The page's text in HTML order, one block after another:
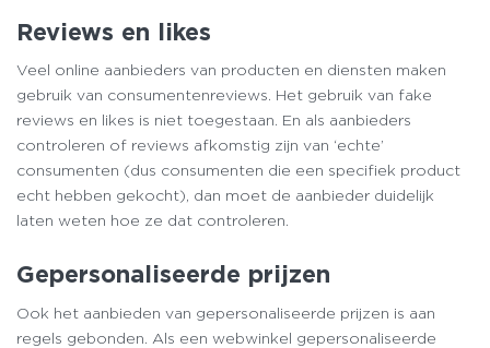
Reviews en likes
Veel online aanbieders van producten en diensten maken
gebruik van consumentenreviews. Het gebruik van fake
reviews en likes is niet toegestaan. En als aanbieders
controleren of reviews afkomstig zijn van ‘echte’
consumenten (dus consumenten die een specifiek product
echt hebben gekocht), dan moet de aanbieder duidelijk
laten weten hoe ze dat controleren.
Gepersonaliseerde prijzen
Ook het aanbieden van gepersonaliseerde prijzen is aan
regels gebonden. Als een webwinkel gepersonaliseerde